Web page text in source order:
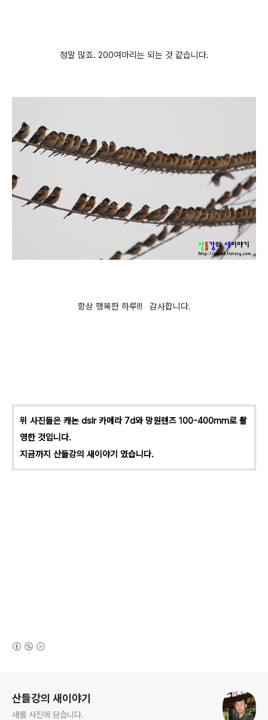
정말 많죠. 200여마리는 되는 것 같습니다.
항상 행복한 하루!!! 감사합니다.
위 사진들은 캐논 dslr 카메라 7d와 망원렌즈 100-400mm로 촬
영한 것입니다.
지금까지 산들강의 새이야기 였습니다.
산들강의 새이야기
새를 사진에 담습니다.